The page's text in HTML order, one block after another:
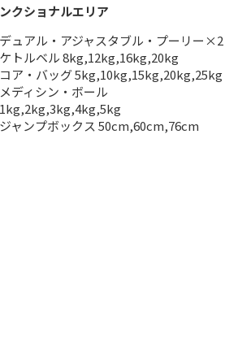
クショナルエリア
デュアル・アジャスタブル・プーリー×2
ケトルベル 8kg,12kg,16kg,20kg
コア・バッグ 5kg,10kg,15kg,20kg,25kg
メディシン・ボール
1kg,2kg,3kg,4kg,5kg
ジャンプボックス 50cm,60cm,76cm